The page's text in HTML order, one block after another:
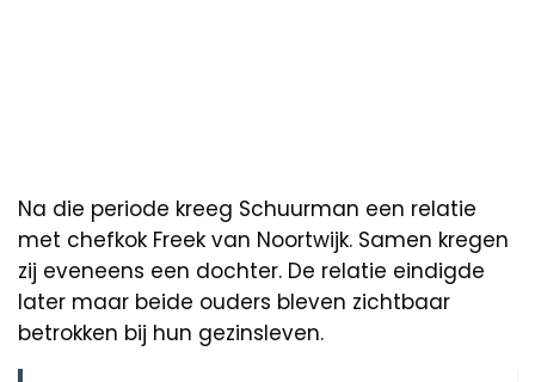
Na die periode kreeg Schuurman een relatie
met chefkok Freek van Noortwijk. Samen kregen
zij eveneens een dochter. De relatie eindigde
later maar beide ouders bleven zichtbaar
betrokken bij hun gezinsleven.